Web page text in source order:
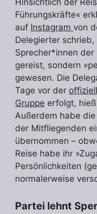
Hinsichtlich der
Führungskräfte«
auf Instagram von
Delegierter
Sprecher*innen
gereist, sondern
gewesen. Die
Tage vor der
Gruppe erfolgt,
Außerdem habe
der Mitfliegenden
übernommen –
Reise habe ihr
Persönlichkeiten
normalerweise
Partei lehnt